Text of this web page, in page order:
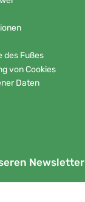
des Fußes
von Cookies
Daten
Newsletter